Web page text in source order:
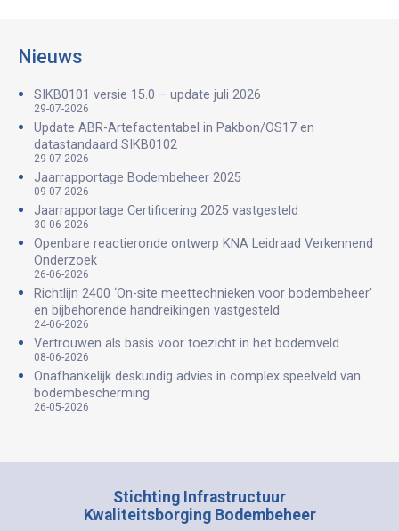
Nieuws
SIKB0101 versie 15.0 – update juli 2026
29-07-2026
Update ABR-Artefactentabel in Pakbon/OS17 en
datastandaard SIKB0102
29-07-2026
Jaarrapportage Bodembeheer 2025
09-07-2026
Jaarrapportage Certificering 2025 vastgesteld
30-06-2026
Openbare reactieronde ontwerp KNA Leidraad Verkennend
Onderzoek
26-06-2026
Richtlijn 2400 ‘On-site meettechnieken voor bodembeheer’
en bijbehorende handreikingen vastgesteld
24-06-2026
Vertrouwen als basis voor toezicht in het bodemveld
08-06-2026
Onafhankelijk deskundig advies in complex speelveld van
bodembescherming
26-05-2026
Stichting Infrastructuur
Kwaliteitsborging Bodembeheer